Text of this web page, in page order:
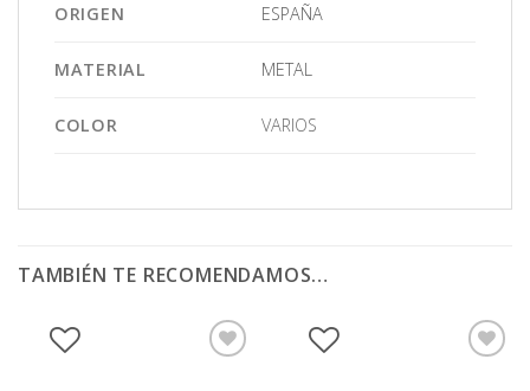
ORIGEN ESPAÑA
MATERIAL METAL
COLOR VARIOS
TAMBIÉN TE RECOMENDAMOS…